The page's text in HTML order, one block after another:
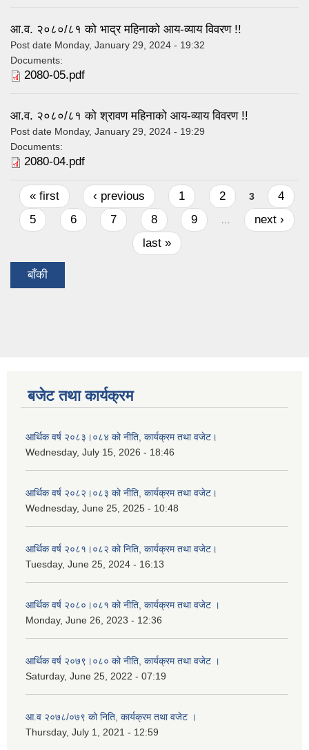
आ.व. २०८०/८१ को भाद्र महिनाको आय-व्याय विवरण !!
Post date Monday, January 29, 2024 - 19:32
Documents:
2080-05.pdf
आ.व. २०८०/८१ को श्रावण महिनाको आय-व्याय विवरण !!
Post date Monday, January 29, 2024 - 19:29
Documents:
2080-04.pdf
Pages
« first ‹ previous 1 2 3
4
5
6 7 8 9
next ›
last »
बाँकी
बजेट तथा कार्यक्रम
आर्थिक वर्ष २०८३।०८४ को नीति, कार्यक्रम तथा वजेट।
Wednesday, July 15, 2026 - 18:46
आर्थिक वर्ष २०८२।०८३ को नीति, कार्यक्रम तथा वजेट।
Wednesday, June 25, 2025 - 10:48
आर्थिक वर्ष २०८१।०८२ को निति, कार्यक्रम तथा वजेट।
Tuesday, June 25, 2024 - 16:13
आर्थिक वर्ष २०८०।०८१ को नीति, कार्यक्रम तथा वजेट ।
Monday, June 26, 2023 - 12:36
आर्थिक वर्ष २०७९।०८० को नीति, कार्यक्रम तथा वजेट ।
Saturday, June 25, 2022 - 07:19
आ.व २०७८/०७९ को निति, कार्यक्रम तथा वजेट ।
Thursday, July 1, 2021 - 12:59